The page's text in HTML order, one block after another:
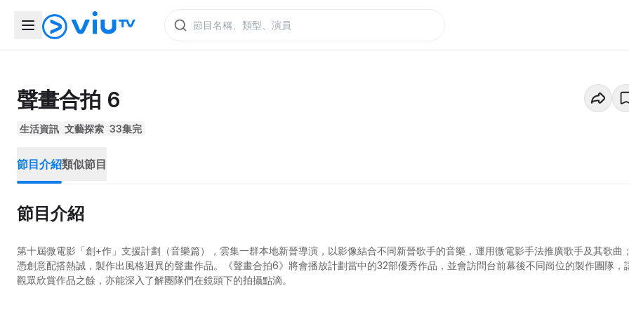
聲畫合拍 6
生活資訊 文藝探索 33集完
節目介紹類似節目
節目介紹
第十屆微電影「創+作」支援計劃（音樂篇），雲集一群本地新晉導演，以影像結合不同新晉歌手的音樂，運用微電影手法推廣歌手及其歌曲
憑創意配搭熱誠，製作出風格迥異的聲畫作品。《聲畫合拍6》將會播放計劃當中的32部優秀作品，並會訪問台前幕後不同崗位的製作團隊，
觀眾欣賞作品之餘，亦能深入了解團隊們在鏡頭下的拍攝點滴。